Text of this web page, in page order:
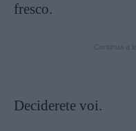
fresco.
Deciderete voi.